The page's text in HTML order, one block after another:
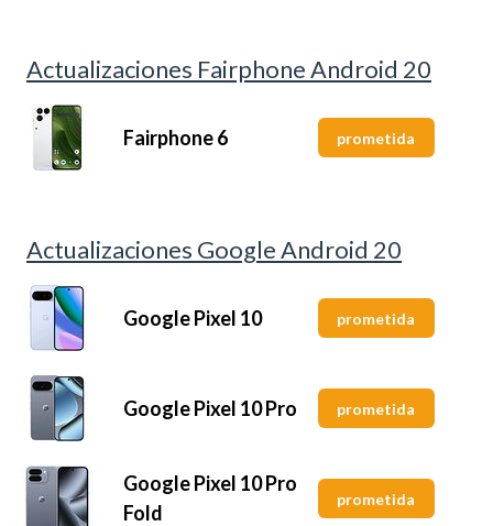
Actualizaciones Fairphone Android 20
Fairphone 6 prometida
Actualizaciones Google Android 20
Google Pixel 10 prometida
Google Pixel 10 Pro prometida
Google Pixel 10 Pro
Fold
prometida